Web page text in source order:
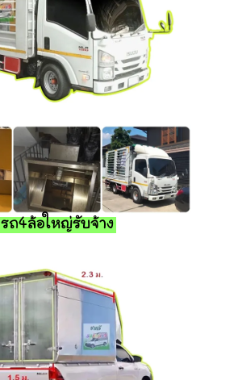
รถ4ล้อใหญ่รับจ้าง